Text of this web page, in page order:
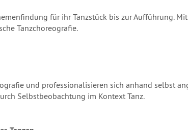
für ihr Tanzstück bis zur Aufführung.
Tanzchoreografie.
und professionalisieren sich anhand selbst
Selbstbeobachtung im Kontext Tanz.